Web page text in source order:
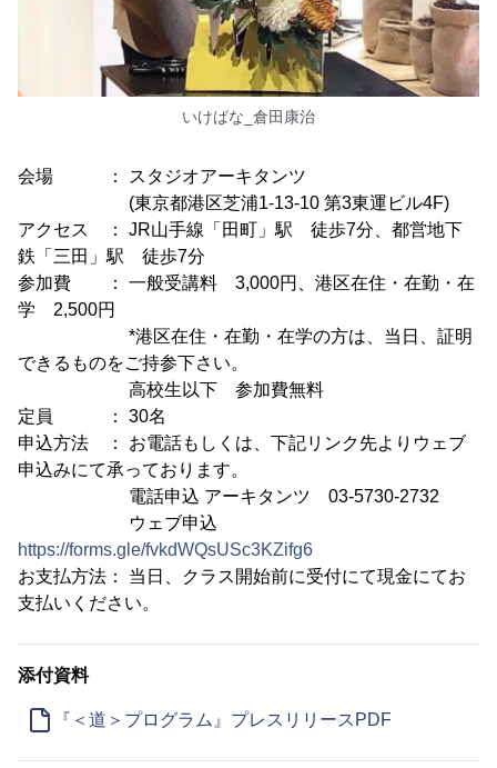
いけばな_倉田康治
会場 ： スタジオアーキタンツ
(東京都港区芝浦1-13-10 第3東運ビル4F)
アクセス ： JR山手線「田町」駅 徒歩7分、都営地下
鉄「三田」駅 徒歩7分
参加費 ： 一般受講料 3,000円、港区在住・在勤・在
学 2,500円
*港区在住・在勤・在学の方は、当日、証明
できるものをご持参下さい。
高校生以下 参加費無料
定員 ： 30名
申込方法 ： お電話もしくは、下記リンク先よりウェブ
申込みにて承っております。
電話申込 アーキタンツ 03-5730-2732
ウェブ申込
https://forms.gle/fvkdWQsUSc3KZifg6
お支払方法： 当日、クラス開始前に受付にて現金にてお
支払いください。
添付資料
『＜道＞プログラム』プレスリリースPDF